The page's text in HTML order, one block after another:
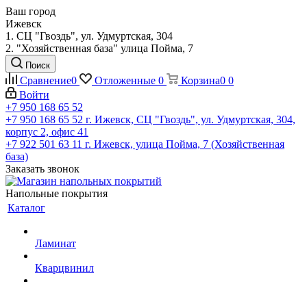
Ваш город
Ижевск
1. СЦ "Гвоздь", ул. Удмуртская, 304
2. "Хозяйственная база" улица Пойма, 7
Поиск
Сравнение0 Отложенные 0 Корзина0 0
Войти
+7 950 168 65 52
+7 950 168 65 52 г. Ижевск, СЦ "Гвоздь", ул. Удмуртская, 304,
корпус 2, офис 41
+7 922 501 63 11 г. Ижевск, улица Пойма, 7 (Хозяйственная
база)
Заказать звонок
Напольные покрытия
Каталог
Ламинат
Кварцвинил